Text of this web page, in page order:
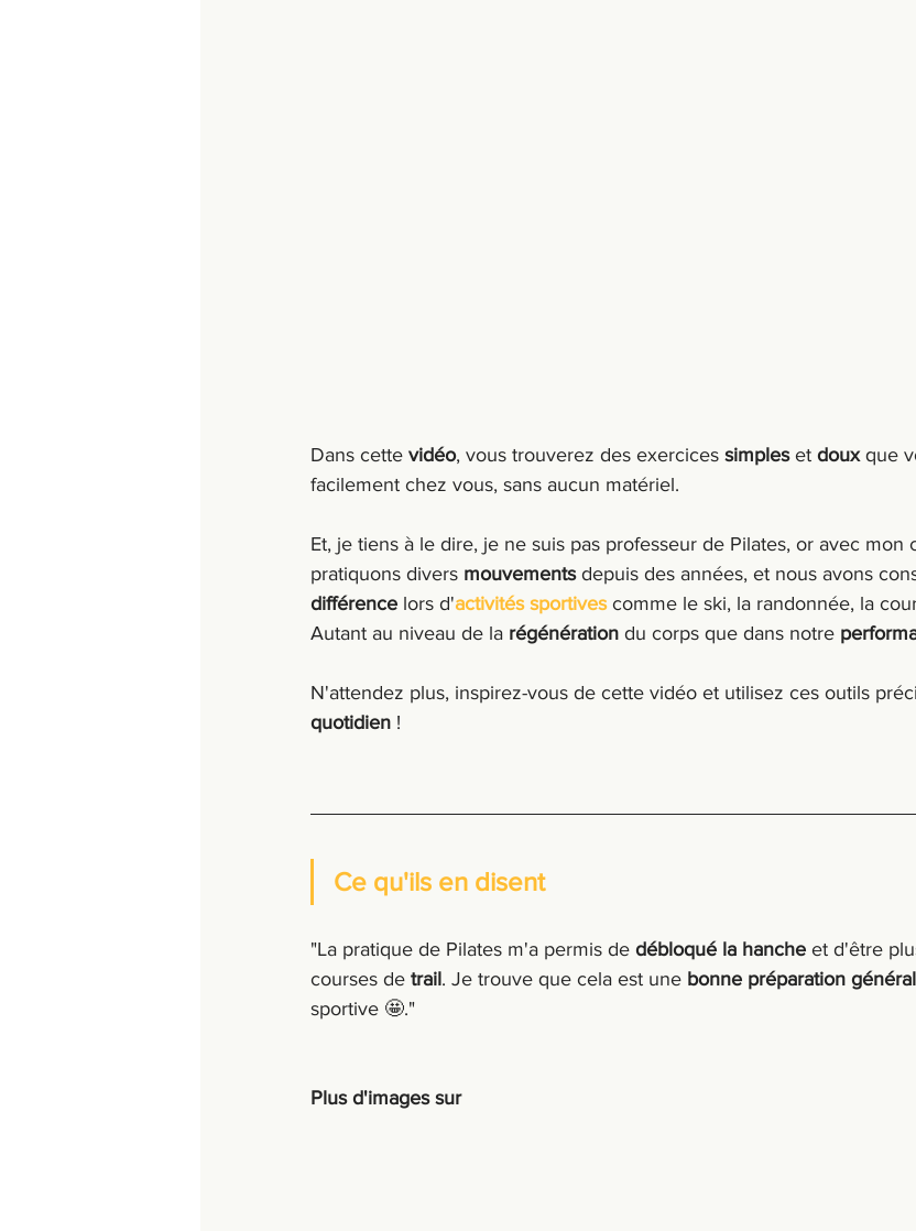
Dans cette vidéo, vous trouverez des exercices simples et doux que
facilement chez vous, sans aucun matériel.
Et, je tiens à le dire, je ne suis pas professeur de Pilates, or avec mon
pratiquons divers mouvements depuis des années, et nous avons
différence lors d'activités sportives comme le ski, la randonnée, la
Autant au niveau de la régénération du corps que dans notre
N'attendez plus, inspirez-vous de cette vidéo et utilisez ces outils
quotidien !
Ce qu'ils en disent
"La pratique de Pilates m'a permis de débloqué la hanche et d'être
courses de trail. Je trouve que cela est une bonne préparation
sportive 🤩."
Plus d'images sur